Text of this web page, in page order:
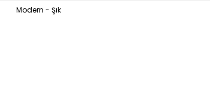
Modern - Şık